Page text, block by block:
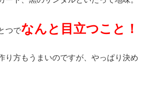
つでなんと目立つこと！
り方もうまいのですが、やっぱり決め